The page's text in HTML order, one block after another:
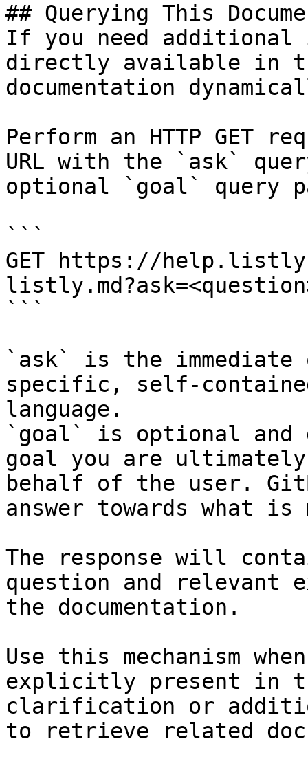
## Querying This
If you need
directly available in
documentation
Perform an HTTP GET
URL with the `ask`
optional `goal` query
```
GET https://
```
`ask` is the
specific, self-
language.
`goal` is optional and
goal you are
behalf of the user.
answer towards what
The response will
question and relevant
the documentation.
Use this mechanism
explicitly present in
clarification or